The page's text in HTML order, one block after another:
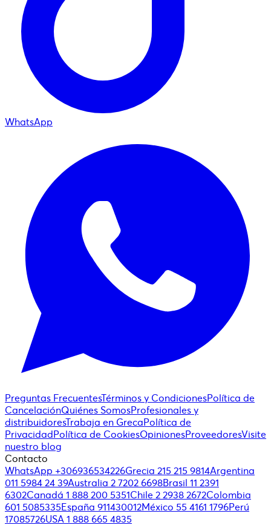
WhatsApp
Preguntas FrecuentesTérminos y CondicionesPolítica de
CancelaciónQuiénes SomosProfesionales y
distribuidoresTrabaja en GrecaPolítica de
PrivacidadPolítica de CookiesOpinionesProveedoresVisite
nuestro blog
Contacto
WhatsApp +306936534226Grecia 215 215 9814Argentina
011 5984 24 39Australia 2 7202 6698Brasil 11 2391
6302Canadá 1 888 200 5351Chile 2 2938 2672Colombia
601 5085335España 911430012México 55 4161 1796Perú
17085726USA 1 888 665 4835